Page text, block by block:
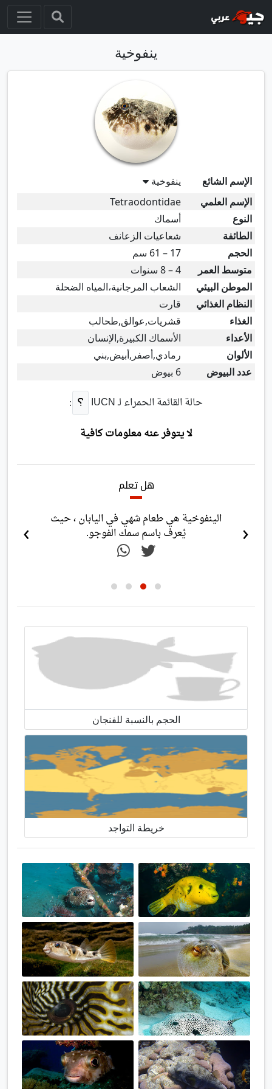
ينفوخية
الإسم الشائع
ينفوخية
الإسم العلمي
Tetraodontidae
النوع
أسماك
الطائفة
شعاعيات الزعانف
الحجم
17 – 61 سم
متوسط العمر
4 – 8 سنوات
الموطن البيئي
الشعاب المرجانية،المياه الضحلة
النظام الغذائي
قارت
الغذاء
قشريات,عوالق,طحالب
الأعداء
الأسماك الكبيرة,الإنسان
الألوان
رمادي,أصفر,أبيض,بني
عدد البيوض
6 بيوض
حالة القائمة الحمراء لـ IUCN
:
لا يتوفر عنه معلومات كافية
هل تعلم
الينفوخية هي طعام شهي في اليابان ، حيث
يُعرف باسم سمك الفوجو.
‹
›
الحجم بالنسبة للفنجان
خريطة التواجد